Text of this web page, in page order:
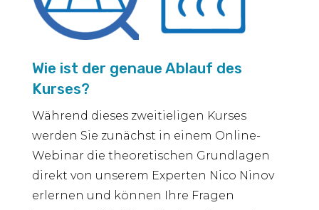
Wie ist der genaue Ablauf des
Kurses?
Während dieses zweitieligen Kurses
werden Sie zunächst in einem Online-
Webinar die theoretischen Grundlagen
direkt von unserem Experten Nico Ninov
erlernen und können Ihre Fragen